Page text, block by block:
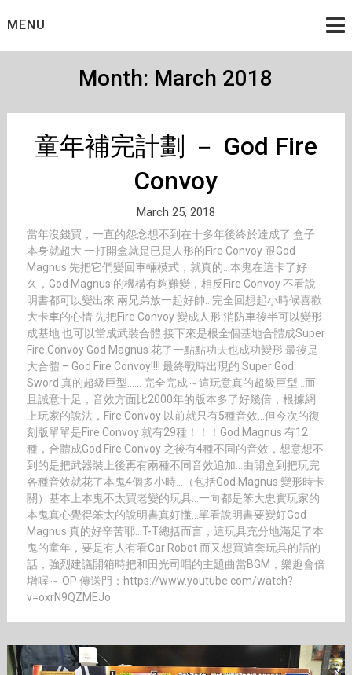
toMENU
Month: March 2018
童年補完計劃 － God Fire
Convoy
March 25, 2018
當年沒錢買，一直的怨念想不到在十多年後終於達成了 盒子
本身就超大 一打開盒就是已是人形的Fire Convoy 跟God
Magnus 先把它們變回車輛模式，就真的…本鬼在這卡了好
久，God Magnus 的機構有夠難變，相反Fire Convoy 不看說
明書都可以變出來 兩兄弟放一起好帥…完全回想起小時候喜歡
大卡車的心情 先把Fire Convoy 變成人形 消防車後半可以變形
成基地 也可以當成武裝合體 接下來是根全個基地合體成Super
Fire Convoy God Magnus 花了一點點功夫也成功變形 最後是
大合體 – God Fire Convoy!!!! 最終戰時出現的 Super God
Sword 真的超級巨型…… 完全完成～這玩意真的超級巨型…而
且誠意十足，音效方面比2000年的版本多了好幾倍，根據網
上玩家的說法，Fire Convoy 以前就只有5種音效…但今次的復
刻版單單是Fire Convoy 就有29種！！！God Magnus 有12
種，合體成God Fire Convoy 之後有4種不同的音效，想意想不
到的是把武器裝上後再有兩種不同音效追加…由開盒到把玩完
各種音效就花了本鬼4個多小時…（包括God Magnus 變形時卡
關）基本上本鬼不太買老變的玩具…一向都是笨大忠實玩家的
本鬼真心覺得笨太的說明書真好懂…單看說明書要變好God
Magnus 真的好辛苦耶…T-T總括而言，這玩具充分地滿足了本
鬼的童年，要是有人有看Car Robot 而又想買這套玩具的話的
話，強烈建議開箱時把和田光司唱的主題曲當BGM，樂趣會倍
增喔～ OP 傳送門：https://www.youtube.com/watch?
v=oxrN9QZMEJo